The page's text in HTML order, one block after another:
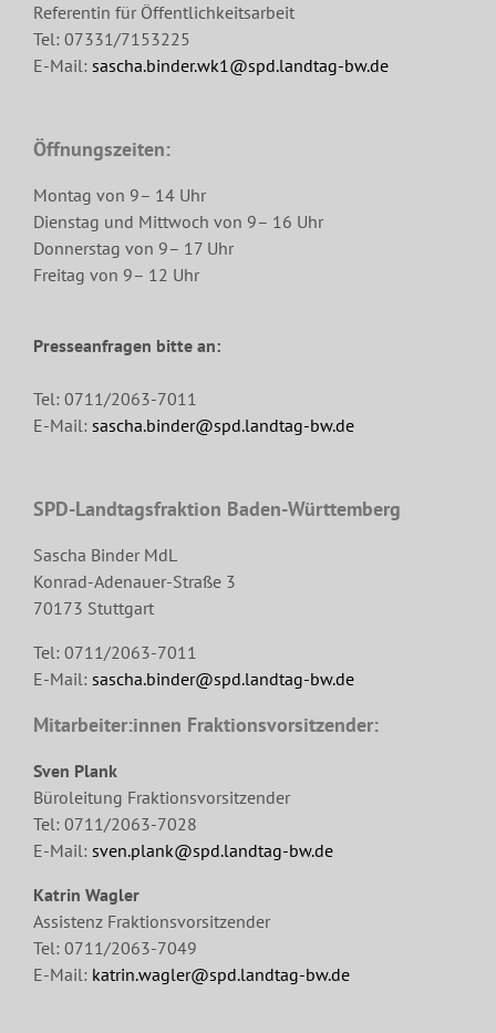
Referentin für Öffentlichkeitsarbeit
Tel: 07331/7153225
E-Mail: sascha.binder.wk1@spd.landtag-bw.de
Öffnungszeiten:
Montag von 9– 14 Uhr
Dienstag und Mittwoch von 9– 16 Uhr
Donnerstag von 9– 17 Uhr
Freitag von 9– 12 Uhr
Presseanfragen bitte an:
Tel: 0711/2063-7011
E-Mail: sascha.binder@spd.landtag-bw.de
SPD-Landtagsfraktion Baden-Württemberg
Sascha Binder MdL
Konrad-Adenauer-Straße 3
70173 Stuttgart
Tel: 0711/2063-7011
E-Mail: sascha.binder@spd.landtag-bw.de
Mitarbeiter:innen Fraktionsvorsitzender:
Sven Plank
Büroleitung Fraktionsvorsitzender
Tel: 0711/2063-7028
E-Mail: sven.plank@spd.landtag-bw.de
Katrin Wagler
Assistenz Fraktionsvorsitzender
Tel: 0711/2063-7049
E-Mail: katrin.wagler@spd.landtag-bw.de